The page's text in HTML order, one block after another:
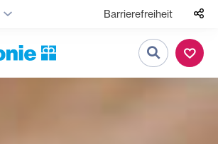
Barrierefreiheit
Suche